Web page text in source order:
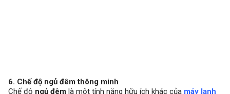
6. Chế độ ngủ đêm thông minh
Chế độ ngủ đêmlà một tính năng hữu ích khác của máy lạnh